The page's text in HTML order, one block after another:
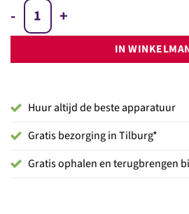
MAGICFX® ECO2JET aantal
IN
Huur altijd de beste apparatuur
Gratis bezorging in Tilburg*
Gratis ophalen en terugbrengen